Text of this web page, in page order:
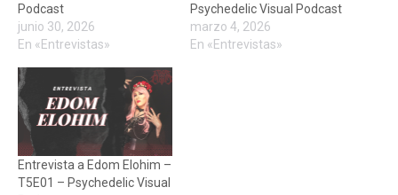
Podcast
junio 30, 2026
En «Entrevistas»
Psychedelic Visual Podcast
marzo 4, 2026
En «Entrevistas»
Entrevista a Edom Elohim –
T5E01 – Psychedelic Visual